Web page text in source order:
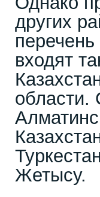
других
входят
области.
Жетысу.